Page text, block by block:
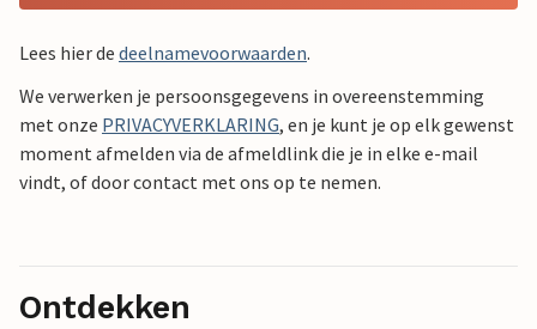
Lees hier de deelnamevoorwaarden.
We verwerken je persoonsgegevens in overeenstemming
met onze PRIVACYVERKLARING, en je kunt je op elk gewenst
moment afmelden via de afmeldlink die je in elke e-mail
vindt, of door contact met ons op te nemen.
Ontdekken